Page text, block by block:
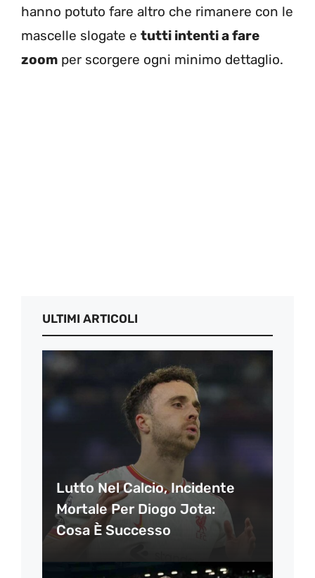
hanno potuto fare altro che rimanere con le
mascelle slogate e tutti intenti a fare
zoom per scorgere ogni minimo dettaglio.
ULTIMI ARTICOLI
Lutto Nel Calcio, Incidente
Mortale Per Diogo Jota:
Cosa È Successo